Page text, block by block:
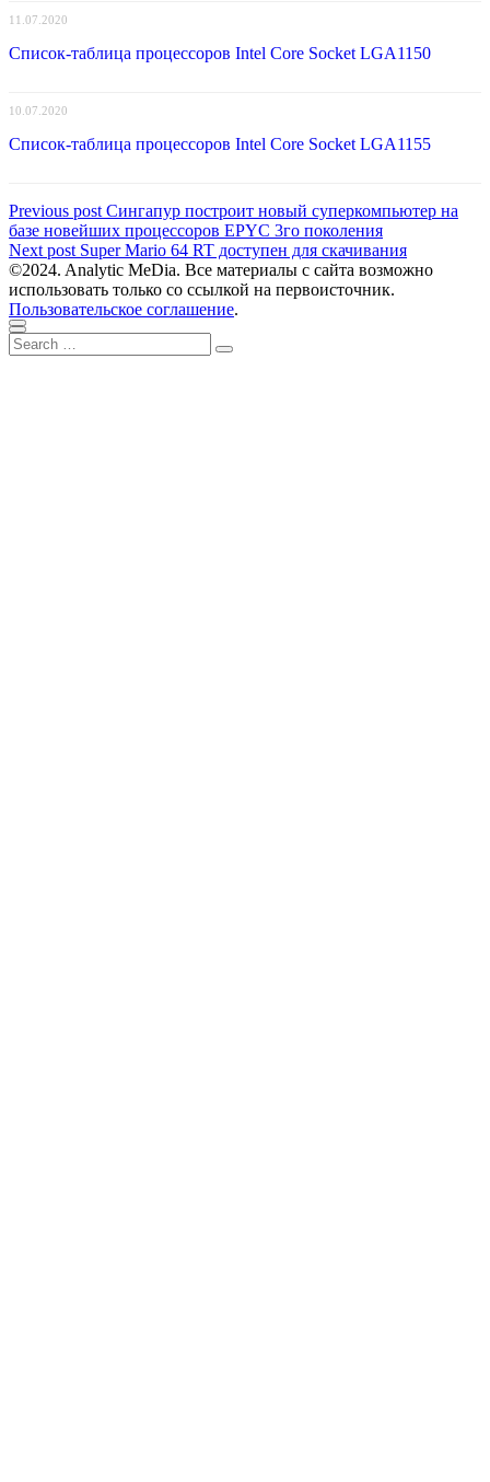
11.07.2020
Список-таблица процессоров Intel Core Socket LGA1150
10.07.2020
Список-таблица процессоров Intel Core Socket LGA1155
Навигация
по
записям
Previous post Previous
post:
Сингапур построит новый суперкомпьютер на
базе новейших процессоров EPYC 3го поколения
Next post Next
post:
Super Mario 64 RT доступен для скачивания
©2024. Analytic MeDia. Все материалы с сайта возможно
использовать только со ссылкой на первоисточник.
Пользовательское соглашение.
Scroll
to
Close
Search
for:
Search